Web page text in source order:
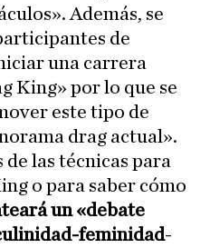
Además, se
de
una carrera
King» por lo que se
este tipo de
drag actual».
las técnicas para
o para saber cómo
un «debate
feminidad-